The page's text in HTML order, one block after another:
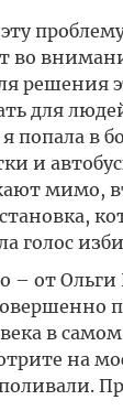
во
решения
для
попала в
и
мимо,
голос
– от
в
на